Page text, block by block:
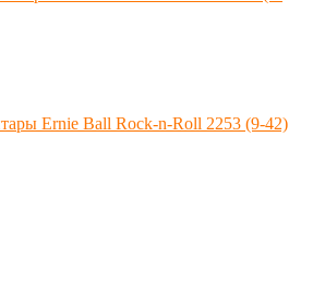
Ernie Ball Rock-n-Roll 2253 (9-42)